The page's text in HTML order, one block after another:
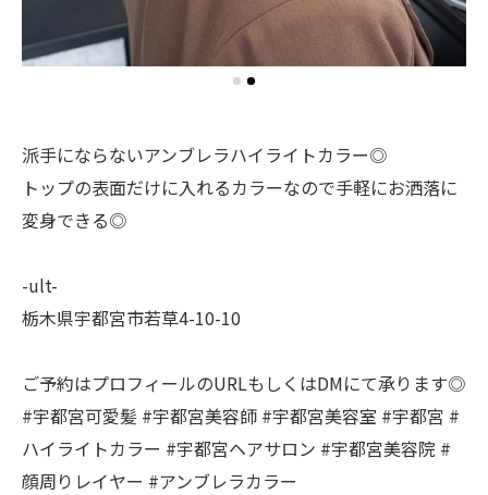
派手にならないアンブレラハイライトカラー◎
トップの表面だけに入れるカラーなので手軽にお洒落に
変身できる◎
-ult-
栃木県宇都宮市若草4-10-10
ご予約はプロフィールのURLもしくはDMにて承ります◎
#宇都宮可愛髪 #宇都宮美容師 #宇都宮美容室 #宇都宮 #
ハイライトカラー #宇都宮ヘアサロン #宇都宮美容院 #
顔周りレイヤー #アンブレラカラー